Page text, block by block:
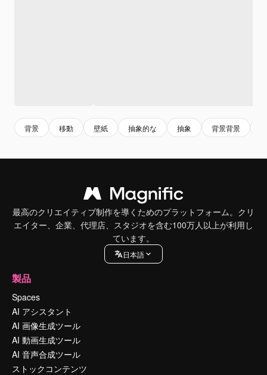
背景 移動 壁紙 抽象的な 抽象 背景背景
最高のクリエイティブ制作を導くためのプラットフォーム。クリ
エイター、企業、代理店、スタジオを含む100万人以上が利用し
ています。
日本語
製品
Spaces
AI アシスタント
AI 画像生成ツール
AI 動画生成ツール
AI 音声合成ツール
ストックコンテンツ